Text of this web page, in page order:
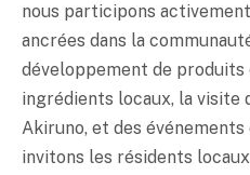
nous participons
ancrées dans la
développement de
ingrédients locaux, la visite
Akiruno, et des
invitons les résidents